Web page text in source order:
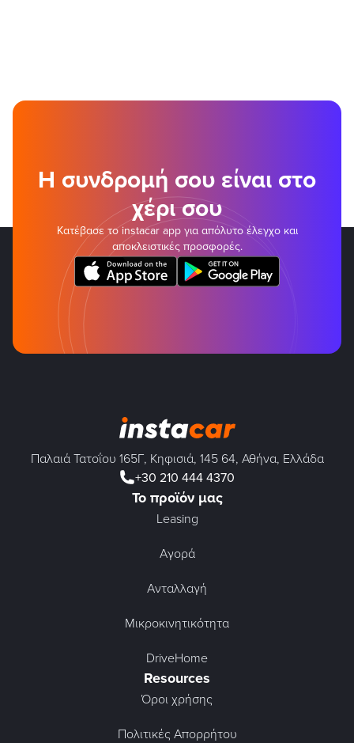
Η συνδρομή σου είναι στο
χέρι σου
Κατέβασε το instacar app για απόλυτο έλεγχο και
αποκλειστικές προσφορές.
Παλαιά Τατοΐου 165Γ, Κηφισιά, 145 64, Αθήνα, Ελλάδα
+30 210 444 4370
Το προϊόν μας
Leasing
Αγορά
Ανταλλαγή
Μικροκινητικότητα
DriveHome
Resources
Όροι χρήσης
Πολιτικές Απορρήτου